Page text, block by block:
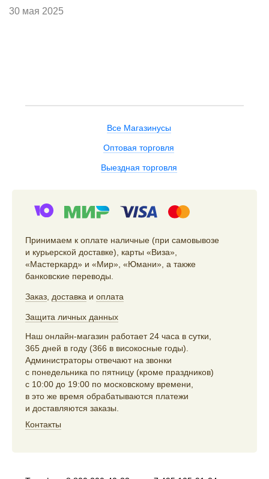
30 мая 2025
Все Магазинусы
Оптовая торговля
Выездная торговля
Принимаем к оплате наличные (при самовывозе
и курьерской доставке), карты «Виза»,
«Мастеркард» и «Мир», «Юмани», а также
банковские переводы.
Заказ доставка и оплата
Защита личных данных
Наш онлайн-магазин работает 24 часа в сутки,
365 дней в году (366 в високосные годы).
Администраторы отвечают на звонки
с понедельника по пятницу (кроме праздников)
с 10:00 до 19:00 по московскому времени,
в это же время обрабатываются платежи
и доставляются заказы.
Контакты